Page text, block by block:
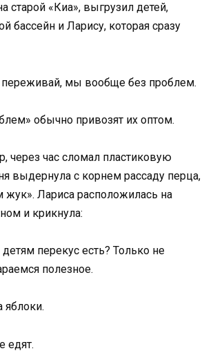
старой «Киа», выгрузил детей,
бассейн и Ларису, которая сразу
мы вообще без проблем.
обычно привозят их оптом.
через час сломал пластиковую
выдернула с корнем рассаду перца,
жук». Лариса расположилась на
и крикнула:
перекус есть? Только не
полезное.
яблоки.
едят.